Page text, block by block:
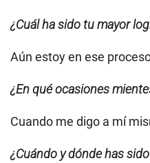
¿Cuál ha sido tu mayor
Aún estoy en ese
¿En qué ocasiones
Cuando me digo a mí
¿Cuándo y dónde has